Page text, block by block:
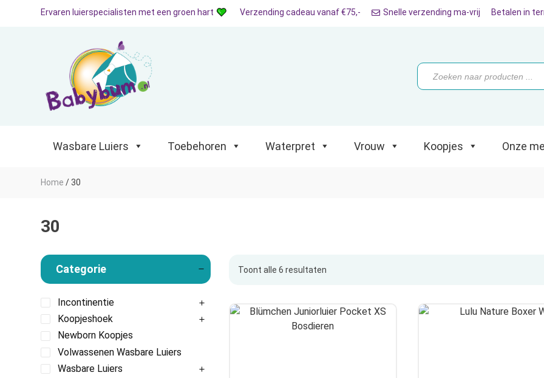
Wasbare Luiers Toebehoren Koopjes Onze merken
Ervaren luierspecialisten met een groen hart Verzending cadeau vanaf €75,- Snelle verzending ma-vrij Betalen in
Producten
zoeken
Wasbare Luiers Toebehoren Waterpret Vrouw Koopjes Onze
Home / 30
30
Categorie
Incontinentie
Koopjeshoek
Newborn Koopjes
Volwassenen Wasbare Luiers
Wasbare Luiers
Toont alle 6 resultaten